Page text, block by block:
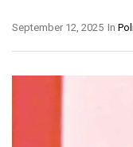
In
September 12, 2025